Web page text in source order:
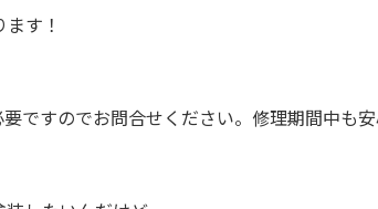
す！
ですのでお問合せください。修理期間中も